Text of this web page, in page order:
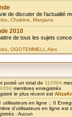
de discuter de l’actualité
Chabine Maryjane
2010
de tous les sujets
OGOTEMMELI Alex
posté un total de 112984
membres enregistrés
le plus récent est
utilisateurs en ligne :: 0
d'utilisateurs en ligne est
: Aucun